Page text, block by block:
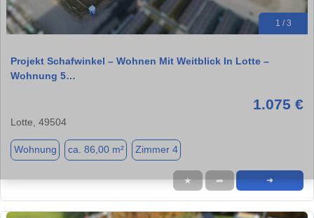
1 / 3
Projekt Schafwinkel – Wohnen Mit Weitblick In Lotte –
Wohnung 5…
1.075 €
Lotte, 49504
Wohnung ca. 86,00 m² Zimmer 4
★ ➦ ➜